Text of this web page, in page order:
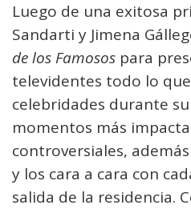
Luego de una exitosa
Sandarti y Jimena
de los Famosos para
televidentes todo lo
celebridades durante
momentos más
controversiales,
y los cara a cara con
salida de la residencia.